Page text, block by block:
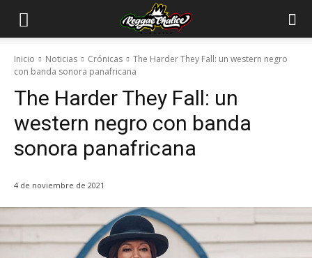
Inicio Noticias Crónicas
The Harder They Fall: un western negro
con banda sonora panafricana
The Harder They Fall: un
western negro con banda
sonora panafricana
4 de noviembre de 2021